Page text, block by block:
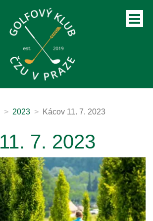
2023 Kácov 11. 7. 2023
7. 2023